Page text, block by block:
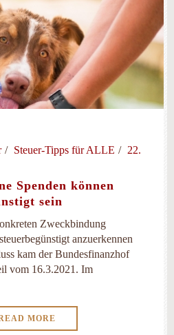
Steuer-Tipps für ALLE
22.
Spenden können
sein
Zweckbindung
anzuerkennen
kam der Bundesfinanzhof
vom 16.3.2021. Im
MORE